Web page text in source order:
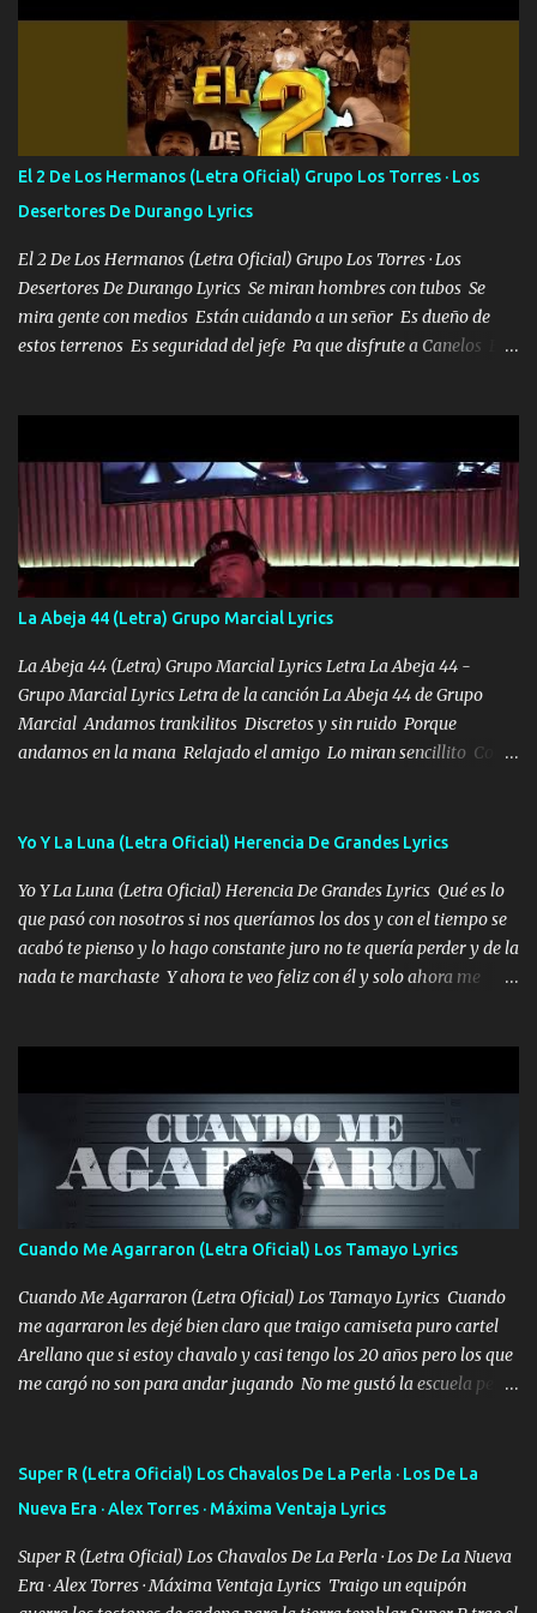
camisa es color Verde y peleam0s la Bandera por todita a la ciudad
con los drones patrullando la Frontera De Tijuana Bulevares
Bellas Artes me ve en las blancas ya hace falta mi APA FLACO
verde se le extraña pa que sepan Aquí Pura GENTE DE LA RANA 🐸
POR CLAVE ES EL CALI 4 EN LA CIUDAD TIJUANA Música Al
tirante andamos mi carnal atento a cualquier necesidad no porque
se ve limpio el camino nos confiamos al andar y nunca con la
misma piedra me vuelvo a tropezar Cuando ando de enamorado
en corto me tiró a per...
El 2 De Los Hermanos (Letra Oficial) Grupo Los Torres · Los
Desertores De Durango Lyrics
El 2 De Los Hermanos (Letra Oficial) Grupo Los Torres · Los
Desertores De Durango Lyrics Se miran hombres con tubos Se
mira gente con medios Están cuidando a un señor Es dueño de
estos terrenos Es seguridad del jefe Pa que disfrute a Canelos Es
ni tampoco las mujeres porque es platica de grandes por eso hay
que estar alegres doy las instrucciones para atender los deberes
Música Si es que salta algún problema de confianza tengo gente
ahí está el Hombre Cuarenta y también Pariente 7 arreglan
cualquier problema no más es cuestión que ordené NOS HACE
FALTA UN HERMANO DE CLAVE ERA EL 24 SIEMPRE FUE UN
HOMBRE VALIENTE POR ALGO M'URIÓ PELEAND0 SIEMPRE
VIO POR LA FAMILIA PARA QUE SIGA EL LEGADO Es el DOS de
los HERMANOS un cerebro inteligente y com...
La Abeja 44 (Letra) Grupo Marcial Lyrics
La Abeja 44 (Letra) Grupo Marcial Lyrics Letra La Abeja 44 -
Grupo Marcial Lyrics Letra de la canción La Abeja 44 de Grupo
Marcial Andamos trankilitos Discretos y sin ruido Porque
andamos en la mana Relajado el amigo Lo miran sencillito Con
diamante lo que me cuelgan en el cuello (Chorus) Y cuando
Un gallardo me prendo Para agarrar el vuelo y la mente y
tranquilizando Tomense un buen trago Y así es como empezamos
los versos que voy cantando (Music) A vido alta y bajas La carreta
se atora Pero nunca le aflojamos Ya me han pasado cosas Y
Yo Y La Luna (Letra Oficial) Herencia De Grandes Lyrics
Yo Y La Luna (Letra Oficial) Herencia De Grandes Lyrics Qué es lo
que pasó con nosotros si nos queríamos los dos y con el tiempo se
acabó te pienso y lo hago constante juro no te quería perder y de la
nada te marchaste Y ahora te veo feliz con él y solo ahora me
pero eso ya no va a pasar me perderé en la soledad Porque me
mirabas bonito si yo no fui el final feliz el final fue triste pa mí Y
duele no tenerte aquí sabiendo que moría por ti yo y la luna
cantamos y por ti nos embriagamos Quién sabe qué será de mí si
contigo fui muy feliz a lo mejor no lloró pero muy en el fondo te
Cuando Me Agarraron (Letra Oficial) Los Tamayo Lyrics
Cuando Me Agarraron (Letra Oficial) Los Tamayo Lyrics Cuando
me agarraron les dejé bien claro que traigo camiseta puro cartel
Arellano que si estoy chavalo y casi tengo los 20 años pero los que
me cargó no son para andar jugando No me gustó la escuela pero
firme el legado que si como me llamó varios ya se han preguntado
Yo Soy El De Las Pacas Sobrino Del Brazo Armad0 Con mi Glock
mando un abrazo andamos al cien Choritas también Música
Ando en la colonia bien acelerado traigo un M2 que nunca me ha
Super R (Letra Oficial) Los Chavalos De La Perla · Los De La
Nueva Era · Alex Torres · Máxima Ventaja Lyrics
Super R (Letra Oficial) Los Chavalos De La Perla · Los De La Nueva
Era · Alex Torres · Máxima Ventaja Lyrics Traigo un equipón